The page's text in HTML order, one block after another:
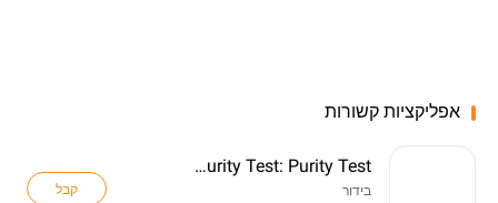
אפליקציות קשורות
Rice Purity Test: Purity Test
בידור קבל